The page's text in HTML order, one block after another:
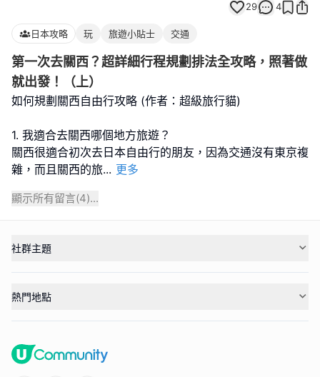
29 4
日本攻略 玩 旅遊小貼士 交通
第一次去關西？超詳細行程規劃排法全攻略，照著做
就出發！（上）
如何規劃關西自由行攻略 (作者：超級旅行貓)
1. 我適合去關西哪個地方旅遊？
關西很適合初次去日本自由行的朋友，因為交通沒有東京複
雜，而且關西的旅... 更多
顯示所有留言(4)...
社群主題
熱門地點